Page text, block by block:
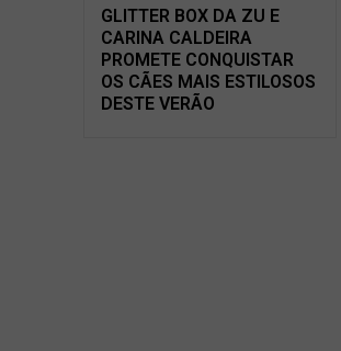
GLITTER BOX DA ZU E
CARINA CALDEIRA
PROMETE CONQUISTAR
OS CÃES MAIS ESTILOSOS
DESTE VERÃO